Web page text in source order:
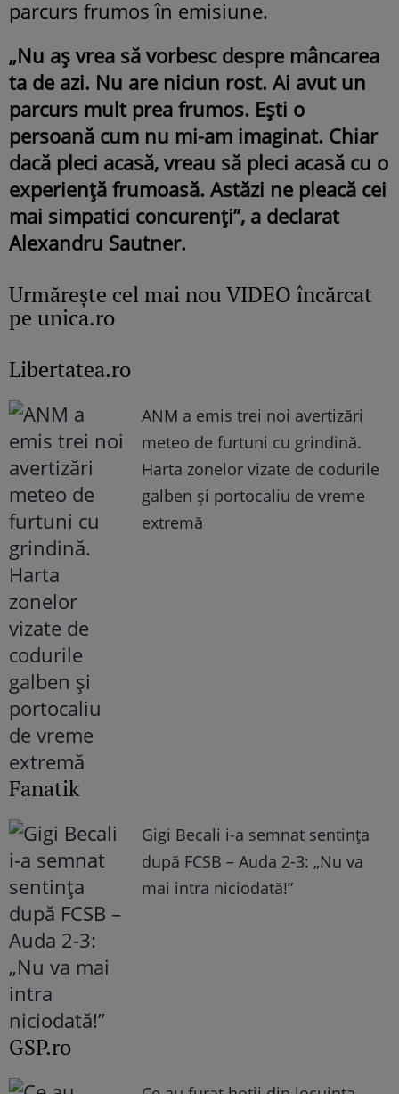
parcurs frumos în emisiune.
„Nu aș vrea să vorbesc despre mâncarea
ta de azi. Nu are niciun rost. Ai avut un
parcurs mult prea frumos. Ești o
persoană cum nu mi-am imaginat. Chiar
dacă pleci acasă, vreau să pleci acasă cu o
experiență frumoasă. Astăzi ne pleacă cei
mai simpatici concurenți”, a declarat
Alexandru Sautner.
Urmăreşte cel mai nou VIDEO încărcat
pe unica.ro
Libertatea.ro
ANM a emis trei noi avertizări
meteo de furtuni cu grindină.
Harta zonelor vizate de codurile
galben și portocaliu de vreme
extremă
Fanatik
Gigi Becali i-a semnat sentința
după FCSB – Auda 2-3: „Nu va
mai intra niciodată!”
GSP.ro